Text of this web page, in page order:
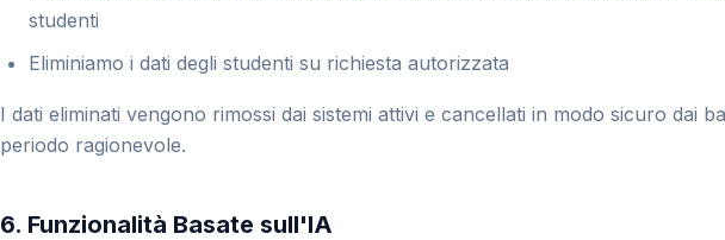
studenti
Eliminiamo i dati degli studenti su richiesta autorizzata
I dati eliminati vengono rimossi dai sistemi attivi e cancellati in modo sicuro dai
periodo ragionevole.
6. Funzionalità Basate sull'IA